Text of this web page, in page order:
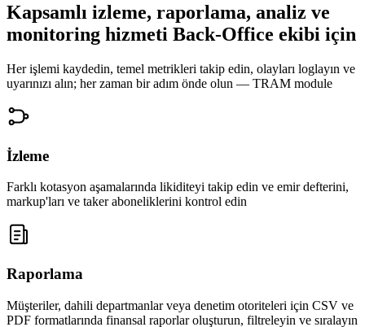
Kapsamlı izleme, raporlama, analiz ve
monitoring hizmeti Back-Office ekibi için
Her işlemi kaydedin, temel metrikleri takip edin, olayları loglayın ve
uyarınızı alın; her zaman bir adım önde olun — TRAM module
İzleme
Farklı kotasyon aşamalarında likiditeyi takip edin ve emir defterini,
markup'ları ve taker aboneliklerini kontrol edin
Raporlama
Müşteriler, dahili departmanlar veya denetim otoriteleri için CSV ve
PDF formatlarında finansal raporlar oluşturun, filtreleyin ve sıralayın